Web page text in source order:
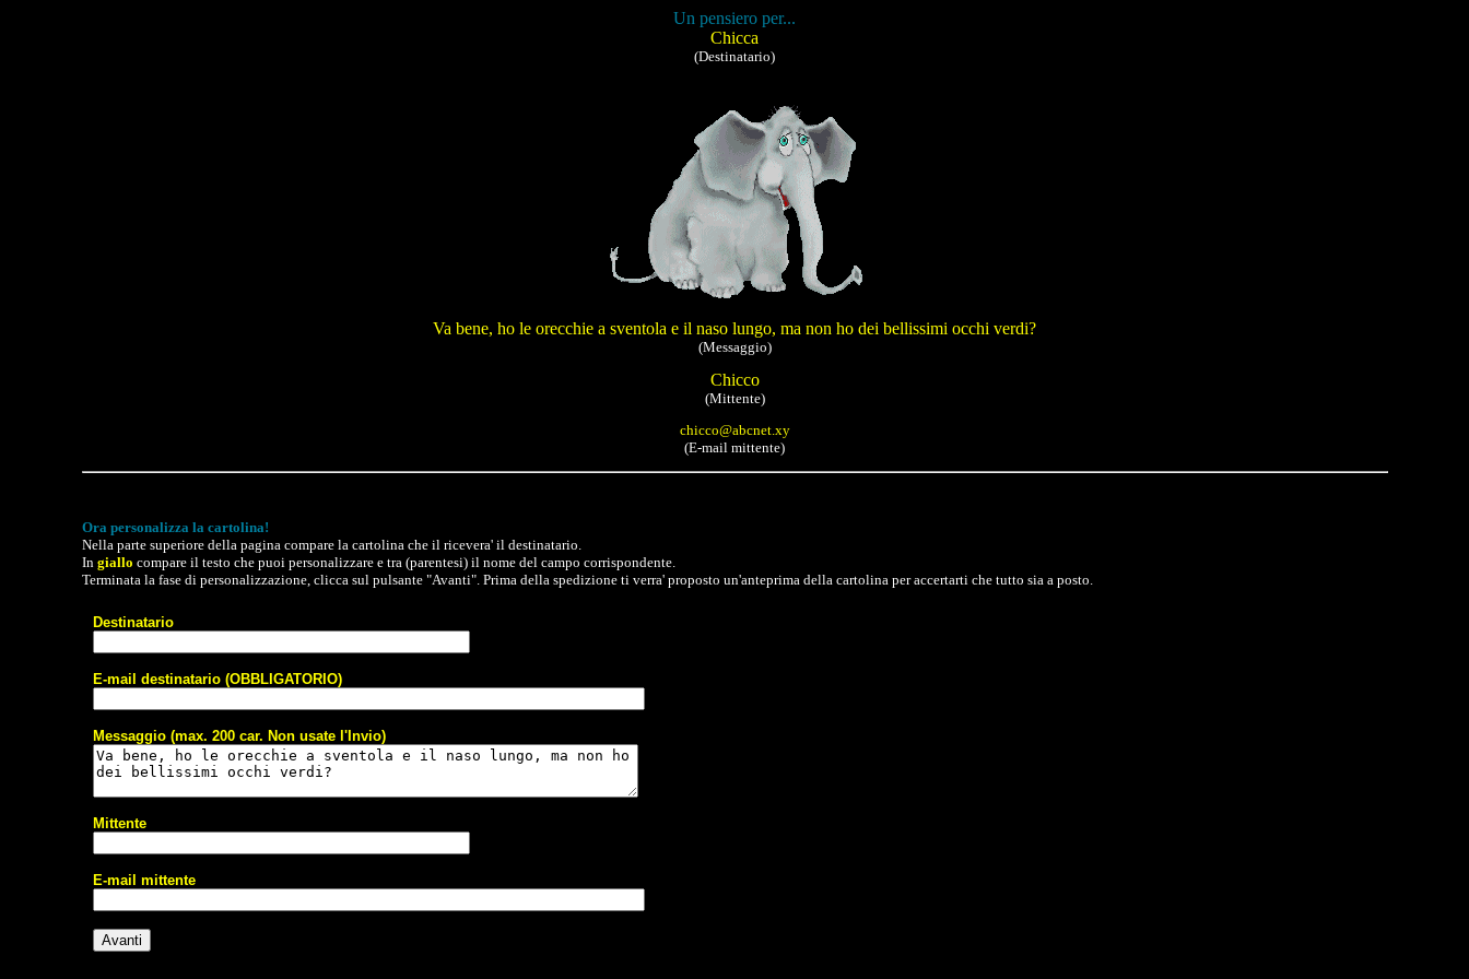
Un pensiero per...
Chicca
(Destinatario)
Va bene, ho le orecchie a sventola e il naso lungo, ma non ho dei bellissimi occhi verdi?
(Messaggio)
Chicco
(Mittente)
chicco@abcnet.xy
(E-mail mittente)
Ora personalizza la cartolina!
Nella parte superiore della pagina compare la cartolina che il ricevera' il destinatario.
In giallo compare il testo che puoi personalizzare e tra (parentesi) il nome del campo corrispondente.
Terminata la fase di personalizzazione, clicca sul pulsante "Avanti". Prima della spedizione ti verra' proposto un'anteprima della cartolina per accertarti che tutto sia a posto.
Destinatario
E-mail destinatario (OBBLIGATORIO)
Messaggio (max. 200 car. Non usate l'Invio)
Mittente
E-mail mittente